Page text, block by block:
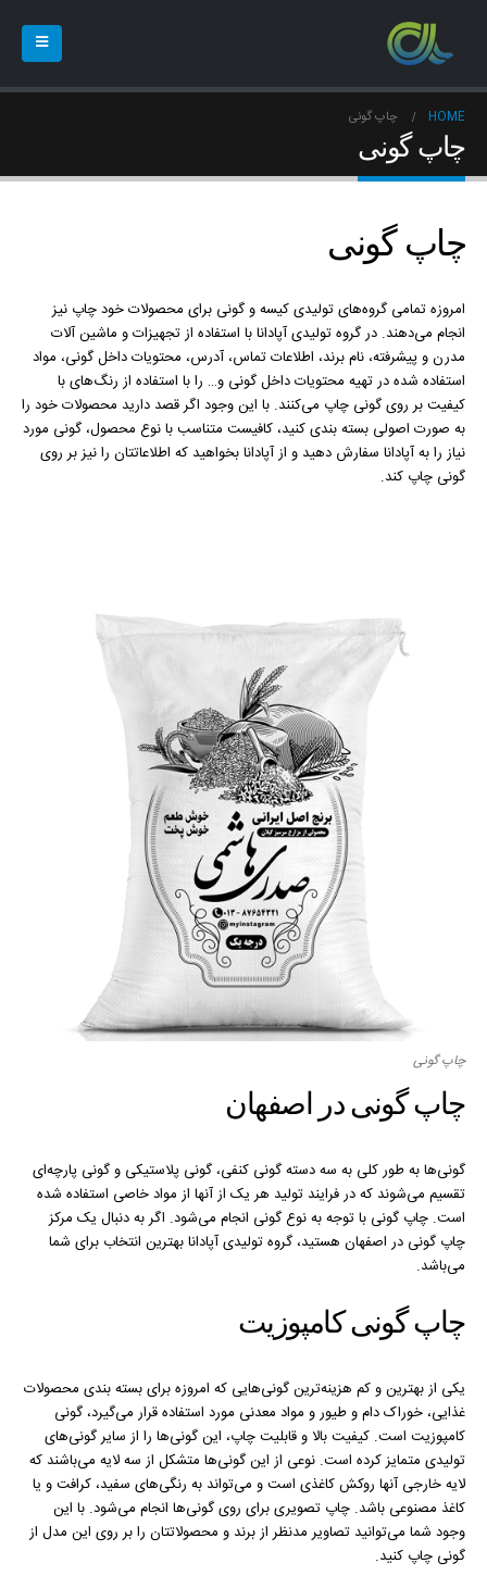
HOME چاپ گونی
چاپ گونی
چاپ گونی
امروزه تمامی گروه‌های تولیدی کیسه و گونی برای محصولات خود چاپ نیز
انجام می‌دهند. در گروه تولیدی آپادانا با استفاده از تجهیزات و ماشین آلات
مدرن و پیشرفته، نام برند، اطلاعات تماس، آدرس، محتویات داخل گونی، مواد
استفاده شده در تهیه محتویات داخل گونی و… را با استفاده از رنگ‌های با
کیفیت بر روی گونی چاپ می‌کنند. با این وجود اگر قصد دارید محصولات خود را
به صورت اصولی بسته بندی کنید، کافیست متناسب با نوع محصول، گونی مورد
نیاز را به آپادانا سفارش دهید و از آپادانا بخواهید که اطلاعاتتان را نیز بر روی
گونی چاپ کند.
چاپ گونی
چاپ گونی در اصفهان
گونی‌ها به طور کلی به سه دسته گونی کنفی، گونی پلاستیکی و گونی پارچه‌ای
تقسیم می‌شوند که در فرایند تولید هر یک از آنها از مواد خاصی استفاده شده
است. چاپ گونی با توجه به نوع گونی انجام می‌شود. اگر به دنبال یک مرکز
چاپ گونی در اصفهان هستید، گروه تولیدی آپادانا بهترین انتخاب برای شما
می‌باشد.
چاپ گونی کامپوزیت
یکی از بهترین و کم هزینه‌ترین گونی‌هایی که امروزه برای بسته بندی محصولات
غذایی، خوراک دام و طیور و مواد معدنی مورد استفاده قرار می‌گیرد، گونی
کامپوزیت است. کیفیت بالا و قابلیت چاپ، این گونی‌ها را از سایر گونی‌های
تولیدی متمایز کرده است. نوعی از این گونی‌ها متشکل از سه لایه می‌باشند که
لایه خارجی آنها روکش کاغذی است و می‌تواند به رنگی‌های سفید، کرافت و یا
کاغذ مصنوعی باشد. چاپ تصویری برای روی گونی‌ها انجام می‌شود. با این
وجود شما می‌توانید تصاویر مدنظر از برند و محصولاتتان را بر روی این مدل از
گونی چاپ کنید.